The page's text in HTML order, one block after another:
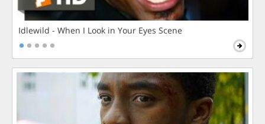
Idlewild - When I Look in Your Eyes Scene